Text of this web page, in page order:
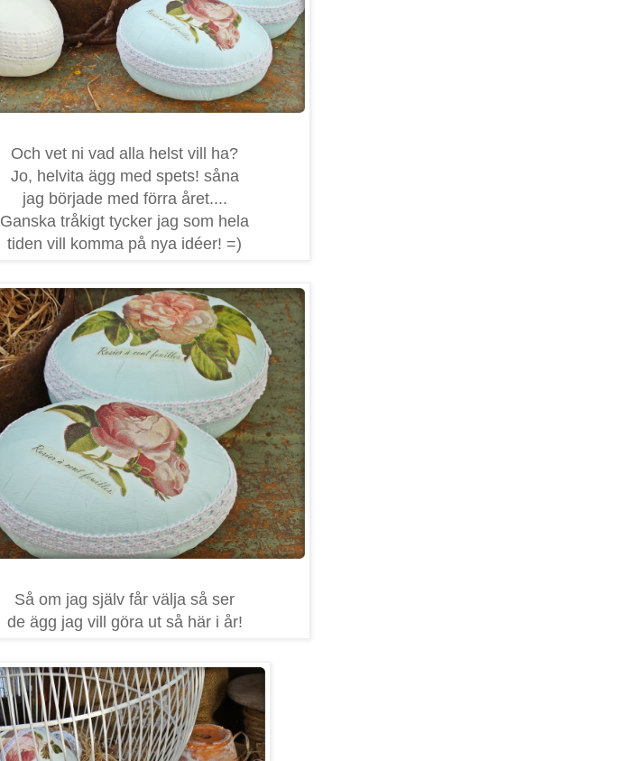
Och vet ni vad alla helst vill ha?
Jo, helvita ägg med spets! såna
jag började med förra året....
Ganska tråkigt tycker jag som hela
tiden vill komma på nya idéer! =)
Så om jag själv får välja så ser
de ägg jag vill göra ut så här i år!